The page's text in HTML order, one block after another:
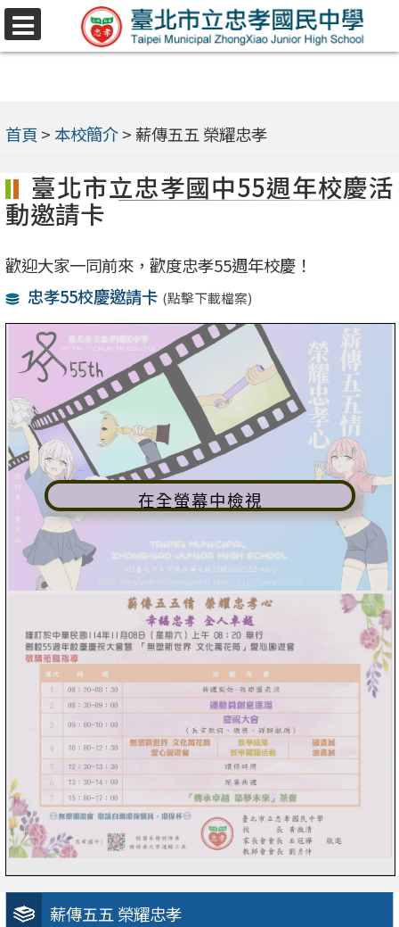
跳
至
內
選
首頁 > 本校簡介> 薪傳五五 榮耀忠孝
薪傳五五 榮耀忠孝
臺北市立忠孝國中55週年校慶活
動邀請卡
歡迎大家一同前來，歡度忠孝55週年校慶！
忠孝55校慶邀請卡 (點擊下載檔案)
在全螢幕中檢視